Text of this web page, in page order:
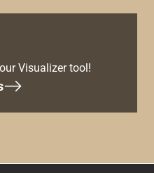
Visualizer tool!